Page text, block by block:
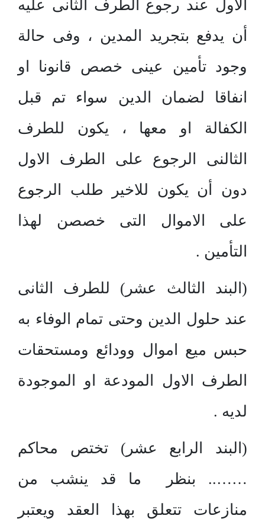
الاول عند رجوع الطرف الثانى عليه
أن يدفع بتجريد المدين ، وفى حالة
وجود تأمين عينى خصص قانونا او
انفاقا لضمان الدين سواء تم قبل
الكفالة او معها ، يكون للطرف
الثالنى الرجوع على الطرف الاول
دون أن يكون للاخير طلب الرجوع
على الاموال التى خصصن لهذا
التأمين .
(البند الثالث عشر) للطرف الثانى
عند حلول الدين وحتى تمام الوفاء به
حبس ميع اموال وودائع ومستحقات
الطرف الاول المودعة او الموجودة
لديه .
(البند الرابع عشر) تختص محاكم
…….. بنظر ما قد ينشب من
منازعات تتعلق بهذا العقد ويعتبر